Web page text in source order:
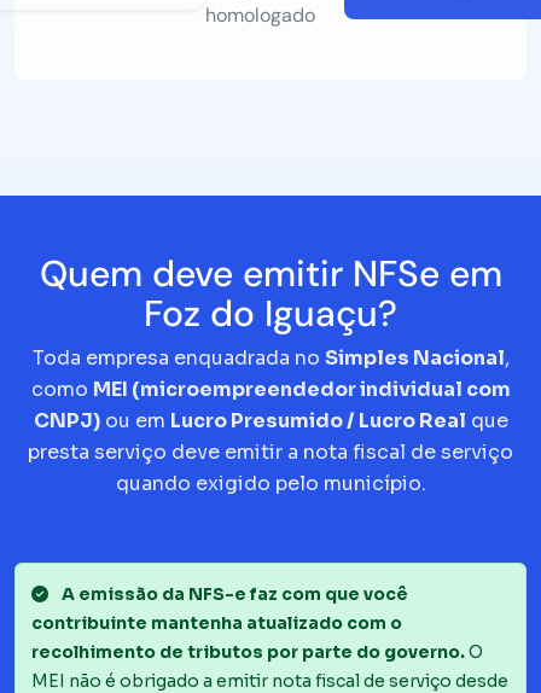
homologado
Quem deve emitir NFSe em
Foz do Iguaçu?
Toda empresa enquadrada no Simples Nacional,
como MEI (microempreendedor individual com
CNPJ)ou em Lucro Presumido / Lucro Real que
presta serviço deve emitir a nota fiscal de serviço
quando exigido pelo município.
A emissão da NFS-e faz com que você
contribuinte mantenha atualizado com o
recolhimento de tributos por parte do governo.O
MEI não é obrigado a emitir nota fiscal de serviço desde